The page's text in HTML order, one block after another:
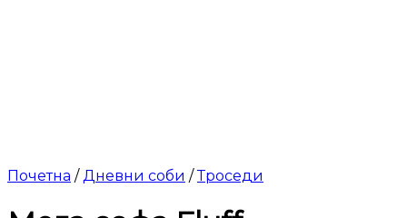
Почетна / Дневни соби / Троседи